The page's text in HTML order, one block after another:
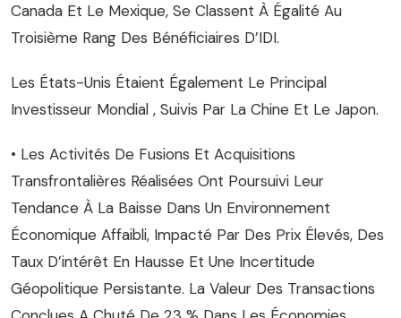
Canada Et Le Mexique, Se Classent À Égalité Au
Troisième Rang Des Bénéficiaires D’IDI.
Les États-Unis Étaient Également Le Principal
Investisseur Mondial , Suivis Par La Chine Et Le Japon.
• Les Activités De Fusions Et Acquisitions
Transfrontalières Réalisées Ont Poursuivi Leur
Tendance À La Baisse Dans Un Environnement
Économique Affaibli, Impacté Par Des Prix Élevés, Des
Taux D’intérêt En Hausse Et Une Incertitude
Géopolitique Persistante. La Valeur Des Transactions